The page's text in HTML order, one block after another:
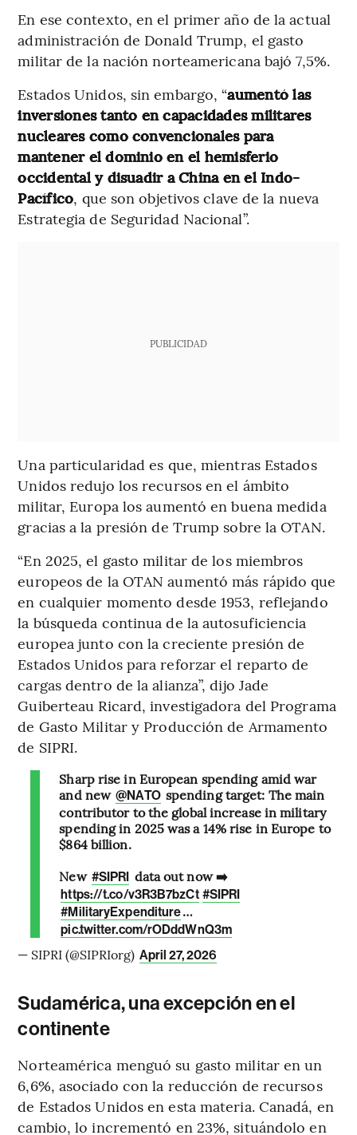
En ese contexto, en el primer año de la actual
administración de Donald Trump, el gasto
militar de la nación norteamericana bajó 7,5%.
Estados Unidos, sin embargo, “aumentó las
inversiones tanto en capacidades militares
nucleares como convencionales para
mantener el dominio en el hemisferio
occidental y disuadir a China en el Indo-
Pacífico, que son objetivos clave de la nueva
Estrategia de Seguridad Nacional”.
PUBLICIDAD
Una particularidad es que, mientras Estados
Unidos redujo los recursos en el ámbito
militar, Europa los aumentó en buena medida
gracias a la presión de Trump sobre la OTAN.
“En 2025, el gasto militar de los miembros
europeos de la OTAN aumentó más rápido que
en cualquier momento desde 1953, reflejando
la búsqueda continua de la autosuficiencia
europea junto con la creciente presión de
Estados Unidos para reforzar el reparto de
cargas dentro de la alianza”, dijo Jade
Guiberteau Ricard, investigadora del Programa
de Gasto Militar y Producción de Armamento
de SIPRI.
Sharp rise in European spending amid war
and new @NATO spending target: The main
contributor to the global increase in military
spending in 2025 was a 14% rise in Europe to
$864 billion.
New #SIPRI data out now ➡️
https://t.co/v3R3B7bzCt #SIPRI
#MilitaryExpenditure…
pic.twitter.com/rODddWnQ3m
— SIPRI (@SIPRIorg) April 27, 2026
Sudamérica, una excepción en el
continente
Norteamérica menguó su gasto militar en un
6,6%, asociado con la reducción de recursos
de Estados Unidos en esta materia. Canadá, en
cambio, lo incrementó en 23%, situándolo en